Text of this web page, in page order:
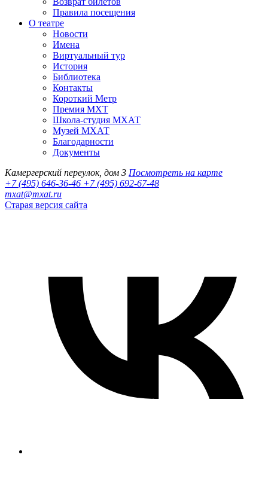
Правила посещения
О театре
Новости
Имена
Виртуальный тур
История
Библиотека
Контакты
Короткий Метр
Премия МХТ
Школа-студия МХАТ
Музей МХАТ
Благодарности
Документы
Камергерский переулок, дом 3 Посмотреть на карте
+7 (495) 646-36-46 +7 (495) 692-67-48‬
mxat@mxat.ru
Старая версия сайта